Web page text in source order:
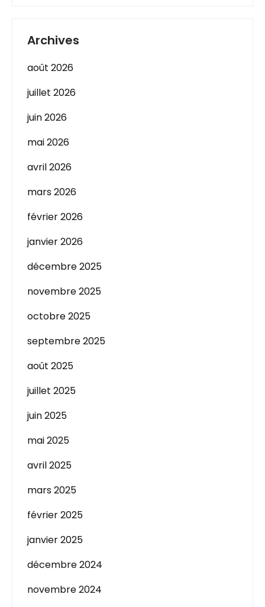
Archives
août 2026
juillet 2026
juin 2026
mai 2026
avril 2026
mars 2026
février 2026
janvier 2026
décembre 2025
novembre 2025
octobre 2025
septembre 2025
août 2025
juillet 2025
juin 2025
mai 2025
avril 2025
mars 2025
février 2025
janvier 2025
décembre 2024
novembre 2024